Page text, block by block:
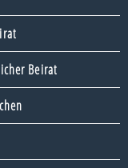
Beirat